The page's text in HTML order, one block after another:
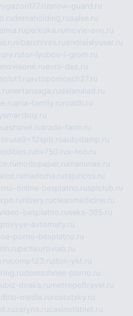
snow-guard.ru
demaholding.ruaalse.ru
perkoka.ru movie-one.ru
sibarchives.ruandreislyusar.ru
tor-lyubov-i-grom.ru
movieone.ruevro-dez.ru
avtopomosch27.ru
nertansaga.rudelanalad.ru
aria-family.ru roadli.ru
ashanet.rutrade-farm.ru
autodamp.ru
nv750.rux-ton.ru
modopaper.ru manunae.ru
madoma.rutajuncos.ru
online-besplatno.rusplclub.ru
ribery.rucleanmedicine.ru
besplatno.ruseks-365.ru
avtomaty.ru
porno-besplatno.ru
pichkurovlab.ru
comp123.rudon-ykt.ru
domashnee-porno.ru
biz-doska.ru metropoltravel.ru
media.ru rostotsky.ru
zaryna.rucasinotablet.ru